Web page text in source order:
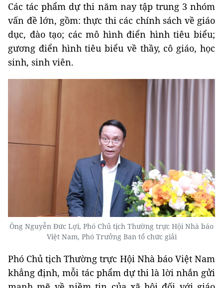
Các tác phẩm dự thi năm nay tập trung 3 nhóm
vấn đề lớn, gồm: thực thi các chính sách về giáo
dục, đào tạo; các mô hình điển hình tiêu biểu;
gương điển hình tiêu biểu về thầy, cô giáo, học
sinh, sinh viên.
Ông Nguyễn Đức Lợi, Phó Chủ tịch Thường trực Hội Nhà báo
Việt Nam, Phó Trưởng Ban tổ chức giải
Phó Chủ tịch Thường trực Hội Nhà báo Việt Nam
khẳng định, mỗi tác phẩm dự thi là lời nhắn gửi